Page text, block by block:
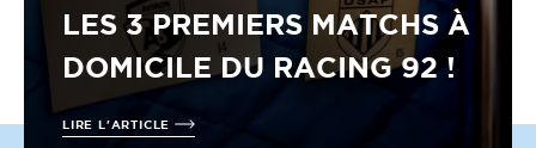
LES 3 PREMIERS MATCHS À
DOMICILE DU RACING 92 !
LIRE L'ARTICLE